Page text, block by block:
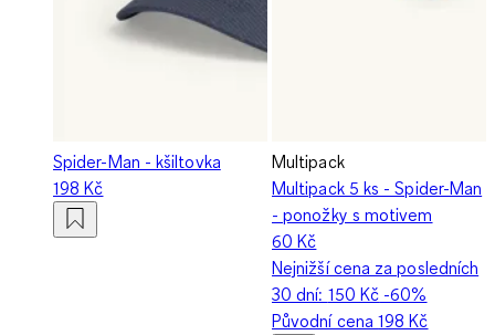
Spider-Man - kšiltovka
198 Kč
Multipack
Multipack 5 ks - Spider-Man
- ponožky s motivem
60 Kč
Nejnižší cena za posledních
30 dní: 150 Kč -60%
Původní cena198 Kč